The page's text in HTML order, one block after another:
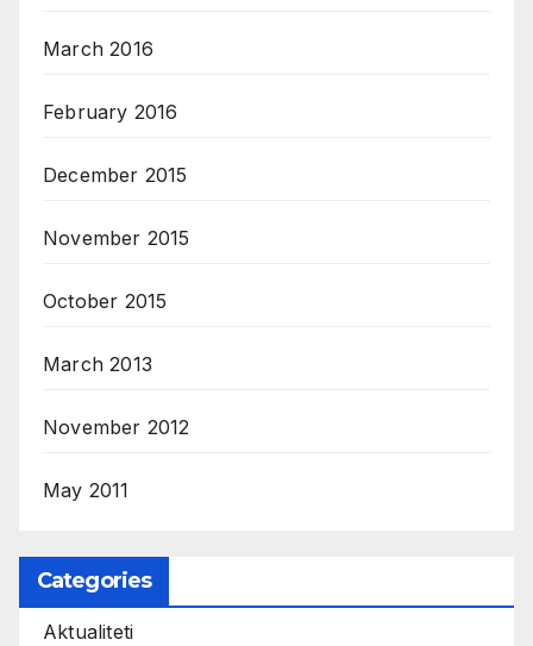
March 2016
February 2016
December 2015
November 2015
October 2015
March 2013
November 2012
May 2011
Categories
Aktualiteti